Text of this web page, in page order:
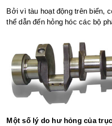
Bởi vì tàu hoạt động trên biển,
thể dẫn đến hỏng hóc các bộ
Một số lý do hư hỏng của